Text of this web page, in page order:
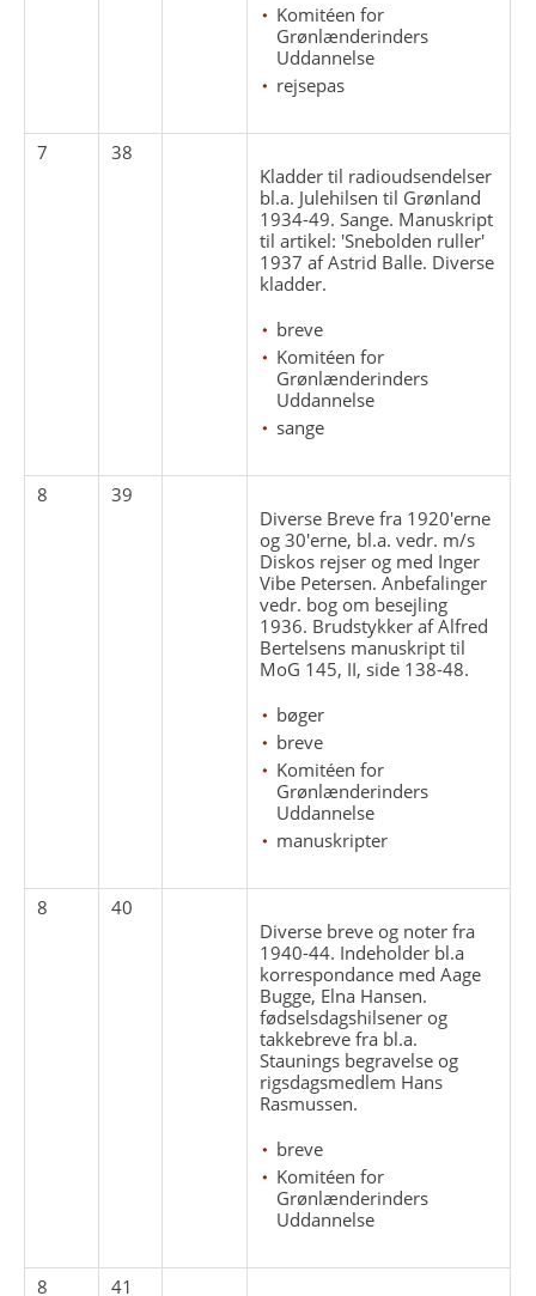
Komitéen for
Grønlænderinders
Uddannelse
rejsepas
7
38
Kladder til radioudsendelser
bl.a. Julehilsen til Grønland
1934-49. Sange. Manuskript
til artikel: 'Snebolden ruller'
1937 af Astrid Balle. Diverse
kladder.
breve
Komitéen for
Grønlænderinders
Uddannelse
sange
8
39
Diverse Breve fra 1920'erne
og 30'erne, bl.a. vedr. m/s
Diskos rejser og med Inger
Vibe Petersen. Anbefalinger
vedr. bog om besejling
1936. Brudstykker af Alfred
Bertelsens manuskript til
MoG 145, II, side 138-48.
bøger
breve
Komitéen for
Grønlænderinders
Uddannelse
manuskripter
8
40
Diverse breve og noter fra
1940-44. Indeholder bl.a
korrespondance med Aage
Bugge, Elna Hansen.
fødselsdagshilsener og
takkebreve fra bl.a.
Staunings begravelse og
rigsdagsmedlem Hans
Rasmussen.
breve
Komitéen for
Grønlænderinders
Uddannelse
8 41